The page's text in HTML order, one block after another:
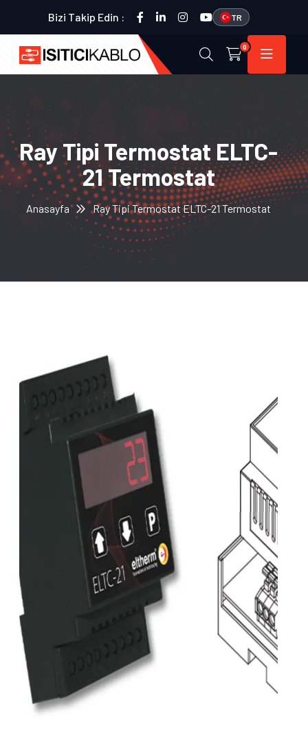
Bizi Takip Edin : TR
0
Ray Tipi Termostat ELTC-
21 Termostat
Anasayfa Ray Tipi Termostat ELTC-21 Termostat